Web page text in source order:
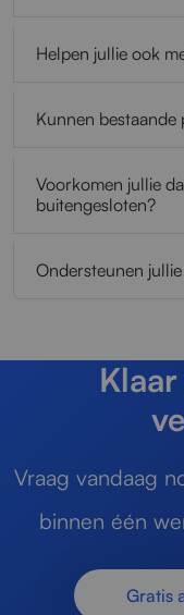
Helpen jullie ook
Kunnen
Voorkomen jullie
buitengesloten?
Ondersteunen
Vraag vandaag
binnen één
Gratis